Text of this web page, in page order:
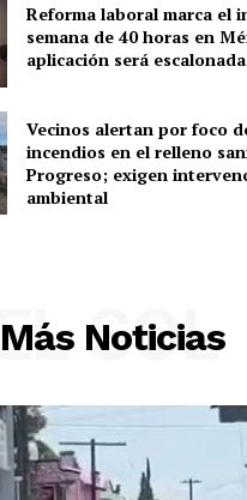
Reforma laboral marca el
semana de 40 horas en
aplicación será
Vecinos alertan por foco
incendios en el relleno
Progreso; exigen
ambiental
Más Noticias
EL SOL